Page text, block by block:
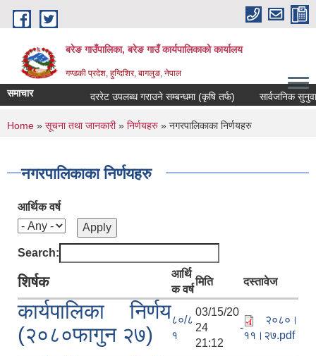
Skip to main content
बरेङ गाउँपालिका, बरेङ गाउँ कार्यपालिकाको कार्यालय
गण्डकी प्रदेश, हुग्दिशिर, बागलुङ, नेपाल
समाचार दररेट उपलब्ध गराउने सम्बन्धमा (कृषि तर्फ) सार्वजनिक सुनुवाइ
You are here
Home » सूचना तथा जानकारी» निर्णयहरु » नगरपालिकाका निर्णयहरु
नगरपालिकाका निर्णयहरु
आर्थिक वर्ष
Search:
शिर्षक
आर्थि
क वर्ष
मिति दस्तावेज
कार्यपालिका निर्णय
(२०८०फागुन २७)
८०/८
१
03/15/20
24 -
21:12
२०८०।
११।२७.pdf